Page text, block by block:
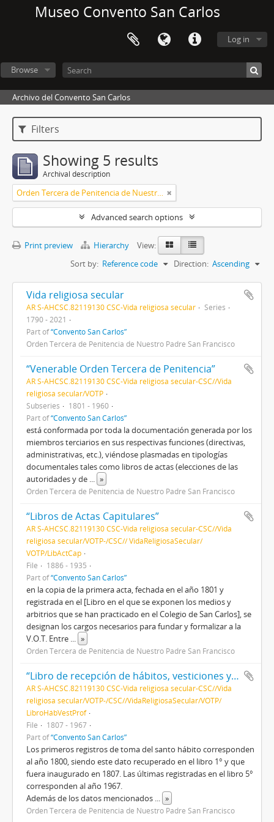
Museo Convento San Carlos
Log in
Browse
Archivo del Convento San Carlos
Filters
Showing 5 results
Archival description
Orden Tercera de Penitencia de Nuestro Padre San Francisco
Advanced search options
Print preview Hierarchy
View:
Sort by: Reference code Direction: Ascending
Vida religiosa secular
AR S-AHCSC.82119130 CSC-Vida religiosa secular
Series
1790 - 2021
Part of“Convento San Carlos”
Orden Tercera de Penitencia de Nuestro Padre San Francisco
“Venerable Orden Tercera de Penitencia”
AR S-AHCSC.82119130 CSC-Vida religiosa secular-CSC//Vida
religiosa secular/VOTP
Subseries
1801 - 1960
Part of“Convento San Carlos”
está conformada por toda la documentación generada por los
miembros terciarios en sus respectivas funciones (directivas,
administrativas, etc.), viéndose plasmadas en tipologías
documentales tales como libros de actas (elecciones de las
autoridades y de ... »
Orden Tercera de Penitencia de Nuestro Padre San Francisco
“Libros de Actas Capitulares”
AR S-AHCSC.82119130 CSC-Vida religiosa secular-CSC//Vida
religiosa secular/VOTP-/CSC// VidaReligiosaSecular/
VOTP/LibActCap
File
1886 - 1935
Part of“Convento San Carlos”
en la copia de la primera acta, fechada en el año 1801 y
registrada en el [Libro en el que se exponen los medios y
arbitrios que se han practicado en el Colegio de San Carlos], se
designan los cargos necesarios para fundar y formalizar a la
V.O.T. Entre ... »
Orden Tercera de Penitencia de Nuestro Padre San Francisco
“Libro de recepción de hábitos, vesticiones y profesiones”
AR S-AHCSC.82119130 CSC-Vida religiosa secular-CSC//Vida
religiosa secular/VOTP-/CSC//VidaReligiosaSecular/VOTP/
LibroHábVestProf
File
1807 - 1967
Part of“Convento San Carlos”
Los primeros registros de toma del santo hábito corresponden
al año 1800, siendo este dato recuperado en el libro 1° y que
fuera inaugurado en 1807. Las últimas registradas en el libro 5°
corresponden al año 1967.
Además de los datos mencionados ... »
Orden Tercera de Penitencia de Nuestro Padre San Francisco